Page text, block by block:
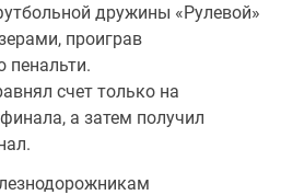
дружины «Рулевой»
проиграв
пенальти.
счет только на
а затем получил